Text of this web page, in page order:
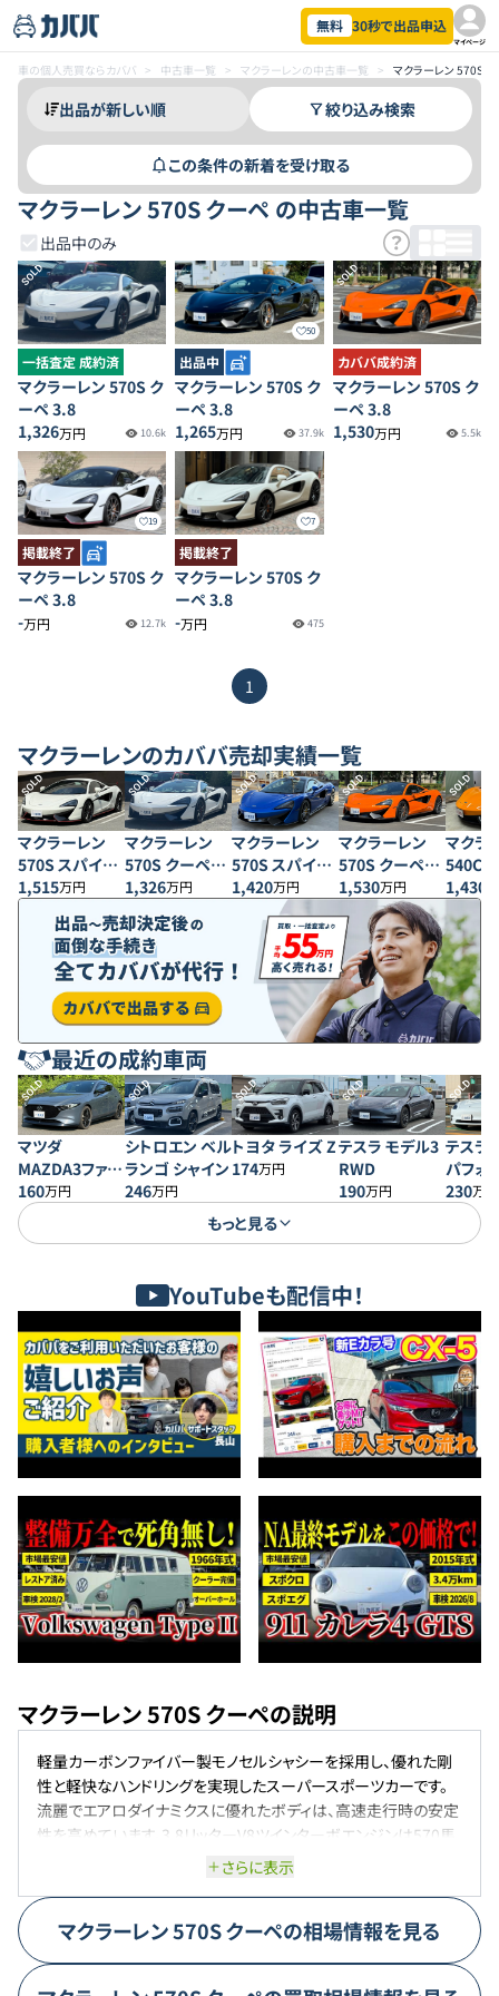
無料 30秒で出品申込
マイページ
車の個人売買ならカババ > 中古車一覧 > マクラーレンの中古車一覧 > マクラーレン 570S
絞り込み検索
この条件の新着を受け取る
マクラーレン 570S クーペ の中古車一覧
出品中のみ
SOLD
一括査定 成約済
マクラーレン 570S ク
ーペ 3.8
1,326万円 10.6k
50
出品中
マクラーレン 570S ク
ーペ 3.8
1,265万円 37.9k
SOLD
カババ成約済
マクラーレン 570S ク
ーペ 3.8
1,530万円 5.5k
19
掲載終了
マクラーレン 570S ク
ーペ 3.8
-万円 12.7k
7
掲載終了
マクラーレン 570S ク
ーペ 3.8
-万円 475
1
マクラーレンのカババ売却実績一覧
SOLD
マクラーレン
570S スパイダ
ー 3.8
1,515万円
SOLD
マクラーレン
570S クーペ
3.8
1,326万円
SOLD
マクラーレン
570S スパイダ
ー 3.8
1,420万円
SOLD
マクラーレン
570S クーペ
3.8
1,530万円
SOLD
マクラ
540C
1,430
最近の成約車両
SOLD
マツダ
MAZDA3ファス
トバック 20S プ
ロアクティブ
160万円
SOLD
シトロエン ベル
ランゴ シャイン
246万円
SOLD
トヨタ ライズ Z
174万円
SOLD
テスラ モデル3
RWD
190万円
SOLD
テスラ
パフォ
230万円
もっと見る
YouTubeも配信中！
マクラーレン 570S クーペの説明
軽量カーボンファイバー製モノセルシャシーを採用し、優れた剛
性と軽快なハンドリングを実現したスーパースポーツカーです。
流麗でエアロダイナミクスに優れたボディは、高速走行時の安定
性を高めています。3.8リッターV8ツインターボエンジンは570馬
力を発揮し、0-100km/h加速はわずか3.2秒。卓越したパフォー
い走りを楽しめるモデルです。
さらに表示
マクラーレン570S クーペの相場情報を見る